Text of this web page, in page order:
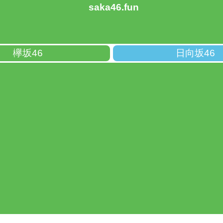
saka46.fun
欅坂46 日向坂46